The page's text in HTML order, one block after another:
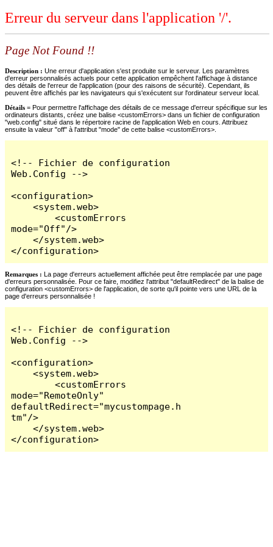
Erreur du serveur dans l'application '/'.
Page Not Found !!
Description : Une erreur d'application s'est produite sur le serveur. Les paramètres
d'erreur personnalisés actuels pour cette application empêchent l'affichage à distance
des détails de l'erreur de l'application (pour des raisons de sécurité). Cependant, ils
peuvent être affichés par les navigateurs qui s'exécutent sur l'ordinateur serveur local.
Détails = Pour permettre l'affichage des détails de ce message d'erreur spécifique sur les
ordinateurs distants, créez une balise <customErrors> dans un fichier de configuration
"web.config" situé dans le répertoire racine de l'application Web en cours. Attribuez
ensuite la valeur "off" à l'attribut "mode" de cette balise <customErrors>.
<!-- Fichier de configuration
Web.Config -->
<configuration>
    <system.web>
        <customErrors
mode="Off"/>
    </system.web>
</configuration>
Remarques : La page d'erreurs actuellement affichée peut être remplacée par une page
d'erreurs personnalisée. Pour ce faire, modifiez l'attribut "defaultRedirect" de la balise de
configuration <customErrors> de l'application, de sorte qu'il pointe vers une URL de la
page d'erreurs personnalisée !
<!-- Fichier de configuration
Web.Config -->
<configuration>
    <system.web>
        <customErrors
mode="RemoteOnly"
defaultRedirect="mycustompage.h
tm"/>
    </system.web>
</configuration>